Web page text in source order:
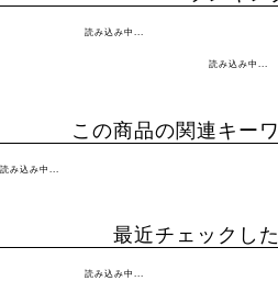
読み込み中...
読み込み中...
この商品の関連キー
読み込み中...
最近チェックし
読み込み中...